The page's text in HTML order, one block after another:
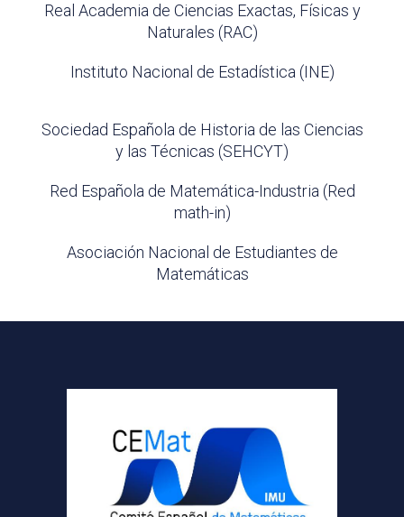
Real Academia de Ciencias Exactas, Físicas y
Naturales (RAC)
Instituto Nacional de Estadística (INE)
Sociedad Española de Historia de las Ciencias
y las Técnicas (SEHCYT)
Red Española de Matemática-Industria (Red
math-in)
Asociación Nacional de Estudiantes de
Matemáticas